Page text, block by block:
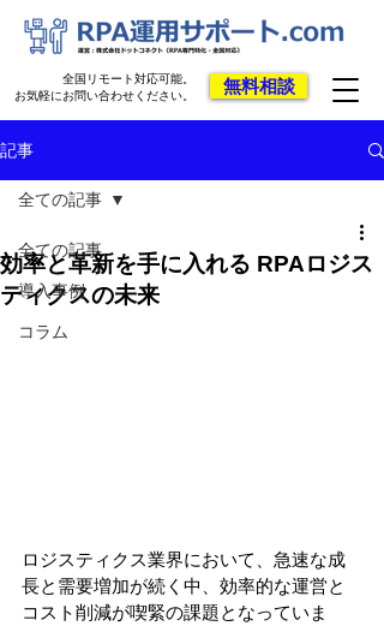
無料相談
全国リモート対応可能。
お気軽にお問い合わせください。
記事
全ての記事
導入事例
コラム
全ての記事
効率と革新を手に入れる RPAロジス
ティクスの未来
ロジスティクス業界において、急速な成
長と需要増加が続く中、効率的な運営と
コスト削減が喫緊の課題となっていま